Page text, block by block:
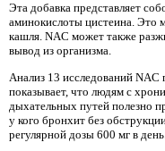
Эта добавка представляет
аминокислоты цистеина. Это
кашля. NAC может также
вывод из организма.
Анализ 13 исследований
показывает, что людям с
дыхательных путей полезно
у кого бронхит без
регулярной дозы 600 мг в день.